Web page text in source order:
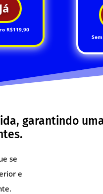
R$119,90
garantindo
se
e